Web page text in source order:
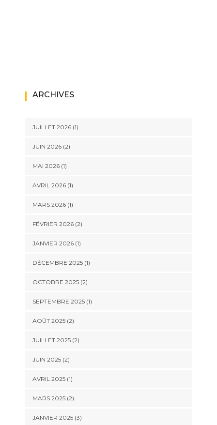
ARCHIVES
JUILLET 2026(1)
JUIN 2026(2)
MAI 2026(1)
AVRIL 2026(1)
MARS 2026(1)
FÉVRIER 2026(2)
JANVIER 2026(1)
DÉCEMBRE 2025(1)
OCTOBRE 2025(2)
SEPTEMBRE 2025(1)
AOÛT 2025(2)
JUILLET 2025(2)
JUIN 2025(2)
AVRIL 2025(1)
MARS 2025(2)
JANVIER 2025(3)